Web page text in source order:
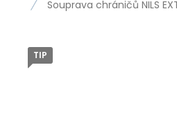
Souprava chráničů NILS
TIP